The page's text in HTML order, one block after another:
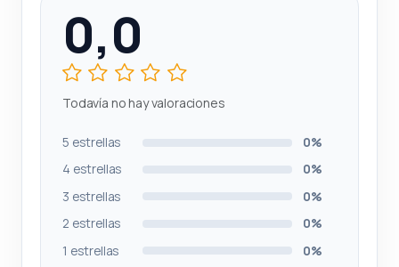
0,0
Todavía no hay valoraciones
5 estrellas
0%
4 estrellas
0%
3 estrellas
0%
2 estrellas
0%
1 estrellas
0%